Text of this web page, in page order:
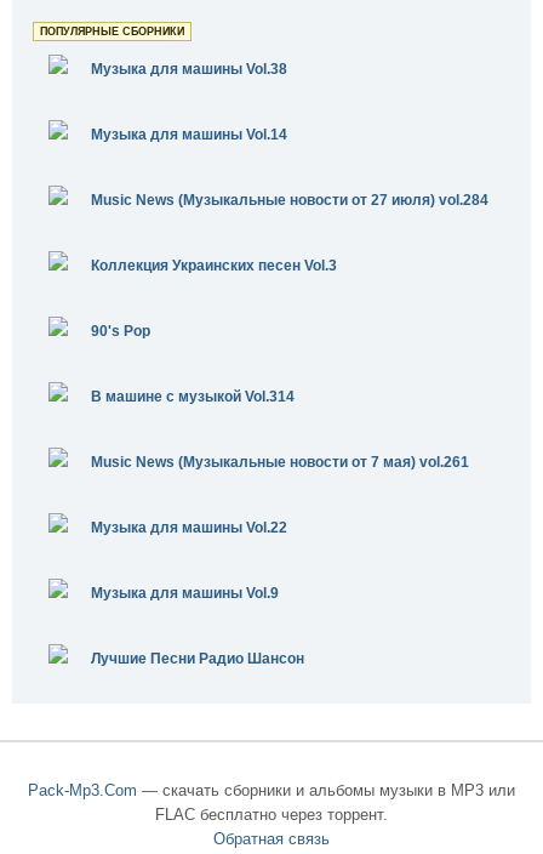
ПОПУЛЯРНЫЕ СБОРНИКИ
Музыка для машины Vol.38
Музыка для машины Vol.14
Music News (Музыкальные новости от 27 июля) vol.284
Коллекция Украинских песен Vol.3
90's Pop
В машине с музыкой Vol.314
Music News (Музыкальные новости от 7 мая) vol.261
Музыка для машины Vol.22
Музыка для машины Vol.9
Лучшие Песни Радио Шансон
Pack-Mp3.Com — скачать сборники и альбомы музыки в MP3 или
FLAC бесплатно через торрент.
Обратная связь